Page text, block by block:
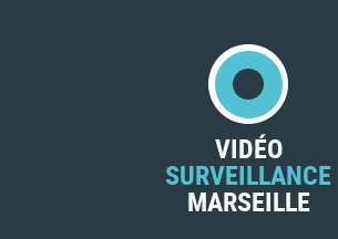
VIDÉO
SURVEILLANCE
MARSEILLE